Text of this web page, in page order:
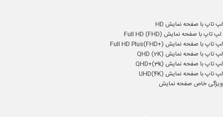
لپ تاپ با صفحه نمایش HD
لپ تاپ با صفحه نمایش Full HD (FHD)
لپ تاپ با صفحه نمایش Full HD Plus(FHD+)
لپ تاپ با صفحه نمایش QHD (2K)
لپ تاپ با صفحه نمایش QHD+(3k)
لپ تاپ با صفحه نمایش UHD(4K)
ویژگی خاص صفحه نمایش